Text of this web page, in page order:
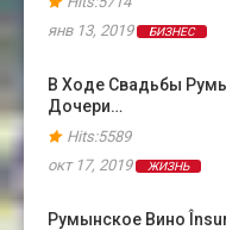
янв 13, 2019
БИЗНЕС
В Ходе Свадьбы
Дочери…
Hits:5589
окт 17, 2019
ЖИЗНЬ
Румынское Вино